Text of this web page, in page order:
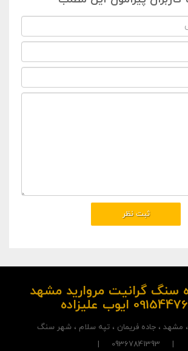
سنگ گرانیت مروارید مشهد
ایوب علیزاده
مشهد ، جاده فريمان ، تپه سلام ، شهر سنگ
| 09367841393 |